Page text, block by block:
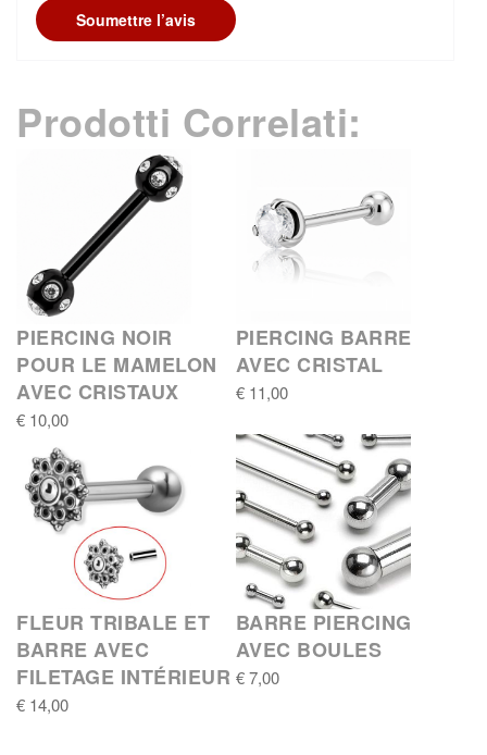
Soumettre l’avis
Prodotti Correlati:
PIERCING NOIR
POUR LE MAMELON
AVEC CRISTAUX
€ 10,00
PIERCING BARRE
AVEC CRISTAL
€ 11,00
FLEUR TRIBALE ET
BARRE AVEC
FILETAGE INTÉRIEUR
€ 14,00
BARRE PIERCING
AVEC BOULES
€ 7,00